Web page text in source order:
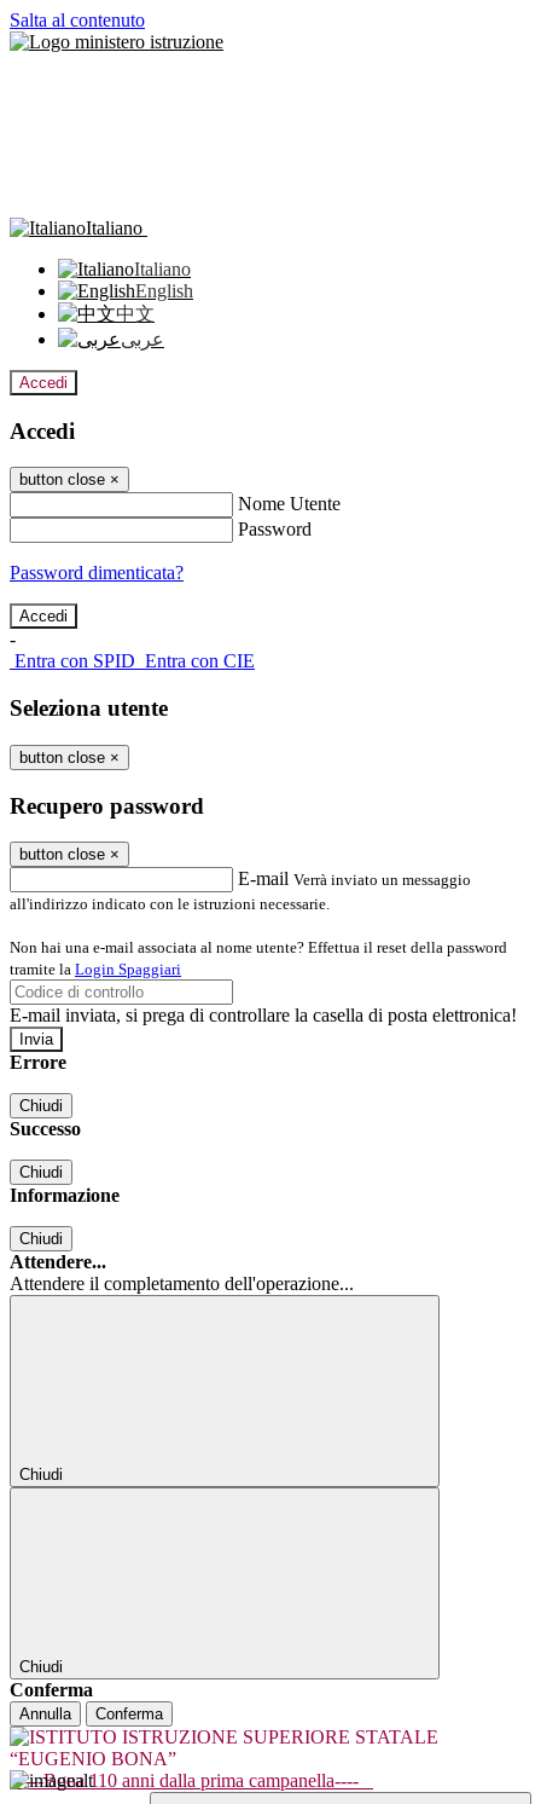
Salta al contenuto
Italiano
Italiano
English
中文
عربى
Accedi
Accedi
button close ×
Nome Utente
Password
Password dimenticata?
-
Entra con SPID Entra con CIE
Seleziona utente
button close ×
Recupero password
button close ×
E-mail Verrà inviato un messaggio
all'indirizzo indicato con le istruzioni necessarie.
Non hai una e-mail associata al nome utente? Effettua il reset della password
tramite la Login Spaggiari
E-mail inviata, si prega di controllare la casella di posta elettronica!
Errore
Chiudi
Successo
Chiudi
Informazione
Chiudi
Attendere...
Attendere il completamento dell'operazione...
Chiudi
Chiudi
Conferma
Annulla Conferma
----Bona 110 anni dalla prima campanella----